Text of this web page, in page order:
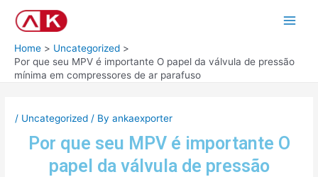
Main
Home
Uncategorized
Por que seu MPV é importante O papel da válvula de pressão
mínima em compressores de ar parafuso
/ Uncategorized / Byankaexporter
Por que seu MPV é importante O
papel da válvula de pressão
navigation